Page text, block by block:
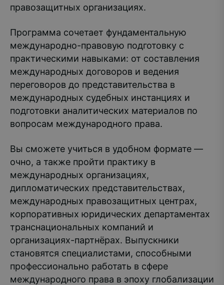
правозащитных организациях.
Программа сочетает фундаментальную
международно-правовую подготовку с
практическими навыками: от составления
международных договоров и ведения
переговоров до представительства в
международных судебных инстанциях и
подготовки аналитических материалов по
вопросам международного права.
Вы сможете учиться в удобном формате —
очно, а также пройти практику в
международных организациях,
дипломатических представительствах,
международных правозащитных центрах,
корпоративных юридических департаментах
транснациональных компаний и
организациях-партнёрах. Выпускники
становятся специалистами, способными
профессионально работать в сфере
международного права в эпоху глобализации